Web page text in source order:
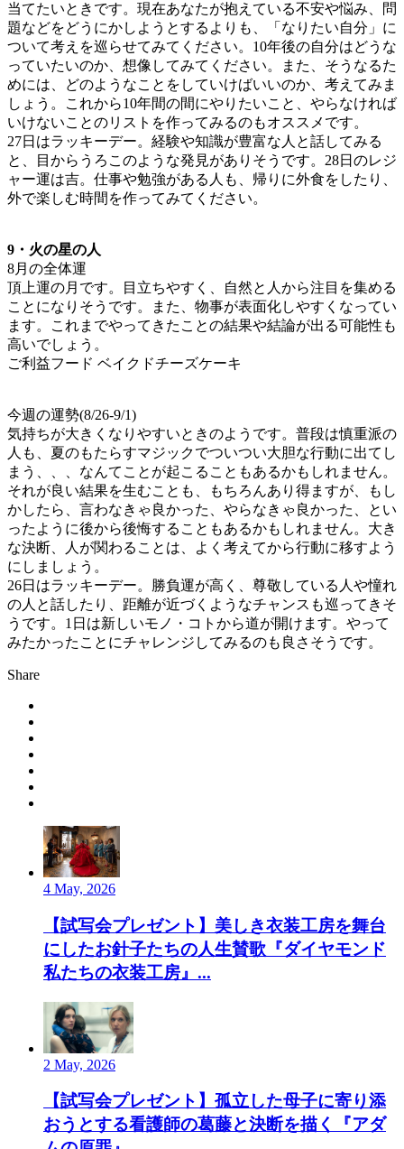
当てたいときです。現在あなたが抱えている不安や悩み、問
題などをどうにかしようとするよりも、「なりたい自分」に
ついて考えを巡らせてみてください。10年後の自分はどうな
っていたいのか、想像してみてください。また、そうなるた
めには、どのようなことをしていけばいいのか、考えてみま
しょう。これから10年間の間にやりたいこと、やらなければ
いけないことのリストを作ってみるのもオススメです。
27日はラッキーデー。経験や知識が豊富な人と話してみる
と、目からうろこのような発見がありそうです。28日のレジ
ャー運は吉。仕事や勉強がある人も、帰りに外食をしたり、
外で楽しむ時間を作ってみてください。
9・火の星の人
8月の全体運
頂上運の月です。目立ちやすく、自然と人から注目を集める
ことになりそうです。また、物事が表面化しやすくなってい
ます。これまでやってきたことの結果や結論が出る可能性も
高いでしょう。
ご利益フード ベイクドチーズケーキ
今週の運勢(8/26-9/1)
気持ちが大きくなりやすいときのようです。普段は慎重派の
人も、夏のもたらすマジックでついつい大胆な行動に出てし
まう、、、なんてことが起こることもあるかもしれません。
それが良い結果を生むことも、もちろんあり得ますが、もし
かしたら、言わなきゃ良かった、やらなきゃ良かった、とい
ったように後から後悔することもあるかもしれません。大き
な決断、人が関わることは、よく考えてから行動に移すよう
にしましょう。
26日はラッキーデー。勝負運が高く、尊敬している人や憧れ
の人と話したり、距離が近づくようなチャンスも巡ってきそ
うです。1日は新しいモノ・コトから道が開けます。やって
みたかったことにチャレンジしてみるのも良さそうです。
Share
4 May, 2026
【試写会プレゼント】美しき衣装工房を舞台
にしたお針子たちの人生賛歌『ダイヤモンド
私たちの衣装工房』...
2 May, 2026
【試写会プレゼント】孤立した母子に寄り添
おうとする看護師の葛藤と決断を描く『アダ